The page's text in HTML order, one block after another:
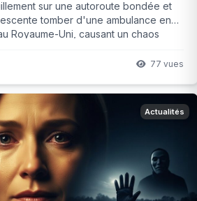
sur une autoroute bondée et
tomber d'une ambulance en
Royaume-Uni, causant un chaos
Que cachent vraiment les portes
77 vues
Actualités